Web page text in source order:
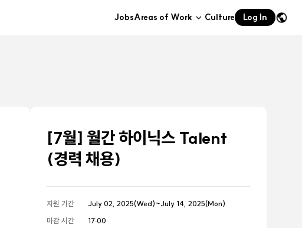
JobsAreas of Work
하위메뉴
Culture Log In
[7월] 월간 하이닉스 Talent
(경력 채용)
지원 기간
July 02, 2025(Wed)~July 14, 2025(Mon)
마감 시간
17:00